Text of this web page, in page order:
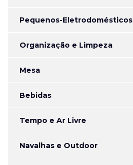
Pequenos-Eletrodomésticos
Organização e Limpeza
Mesa
Bebidas
Tempo e Ar Livre
Navalhas e Outdoor